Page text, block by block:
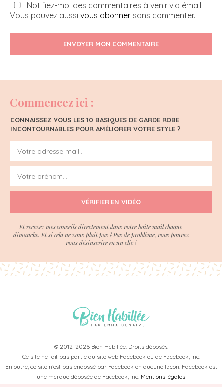
Notifiez-moi des commentaires à venir via émail.
Vous pouvez aussi vous abonner sans commenter.
ENVOYER MON COMMENTAIRE
Commencez ici :
CONNAISSEZ VOUS LES 10 BASIQUES DE GARDE ROBE
INCONTOURNABLES POUR AMÉLIORER VOTRE STYLE ?
VÉRIFIER EN VIDÉO
Et recevez mes conseils directement dans votre boite mail chaque
dimanche. Et si cela ne vous plait pas ? Pas de problème, vous pouvez
vous désinscrire en un clic !
© 2012-2026 Bien Habillée. Droits déposés.
Ce site ne fait pas partie du site web Facebook ou de Facebook, Inc.
En outre, ce site n’est pas endossé par Facebook en aucune façon. Facebook est
une marque déposée de Facebook, Inc. Mentions légales